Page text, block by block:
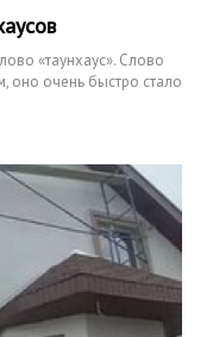
«таунхаус». Слово
оно очень быстро стало